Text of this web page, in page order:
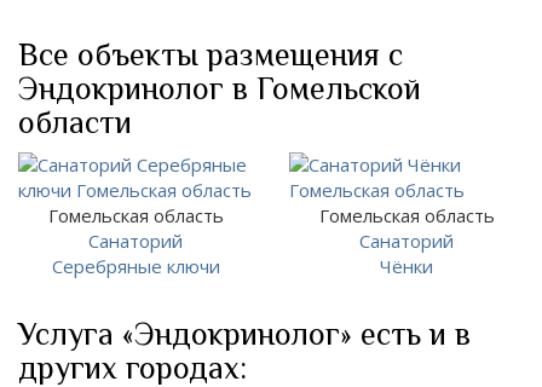
Все объекты размещения с
Эндокринолог в Гомельской
области
Гомельская область
Санаторий
Серебряные ключи
Гомельская область
Санаторий
Чёнки
Услуга «Эндокринолог» есть и в
других городах: